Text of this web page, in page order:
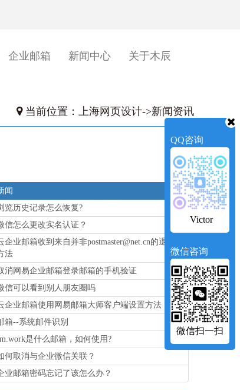
企业邮箱 新闻中心 关于木辰
当前位置： 上海网页设计->新闻资讯
闻
览历史记录怎么恢复?
信怎么更改实名认证？
企业邮箱收到来自并非postmaster@net.cn的退信
法
消网易企业邮箱登录邮箱的手机验证
信可以看到别人朋友圈吗
企业邮箱使用网易邮箱大师客户端设置方法
箱--系统邮件识别
是什么邮箱，如何使用?
何取消与企业微信关联？
业邮箱密码忘记了该怎么办？
QQ咨询
Victor
微信咨询
微信扫一扫